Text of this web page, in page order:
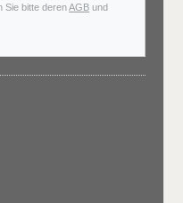
Sie bitte derenAGB und